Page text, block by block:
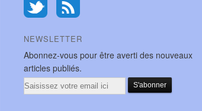
NEWSLETTER
Abonnez-vous pour être averti des nouveaux
articles publiés.
Email